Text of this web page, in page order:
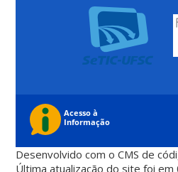
Desenvolvido com o CMS de
Última atualização do site foi